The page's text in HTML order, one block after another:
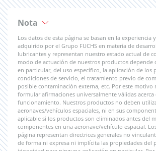
Nota
Los datos de esta página se basan en la experiencia
adquirido por el Grupo FUCHS en materia de
lubricantes y representan nuestro estado actual de
modo de actuación de nuestros productos depende
en particular, del uso específico, la aplicación de los
condiciones de servicio, el tratamiento previo de
posible contaminación externa, etc. Por este motivo
formular afirmaciones universalmente válidas acerca
funcionamiento. Nuestros productos no deben
aeronaves/vehículos espaciales, ni en sus
aplicable si los productos son eliminados antes del
componentes en una aeronave/vehículo espacial.
página representan directrices generales no
de forma ni expresa ni implícita las propiedades del